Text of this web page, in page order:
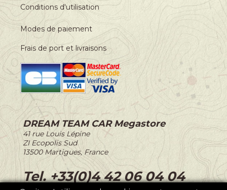
Conditions d'utilisation
Modes de paiement
Frais de port et livraisons
DREAM TEAM CAR Megastore
-41 rue Louis Lépine
-
ZI Ecopolis Sud
-13500 Martigues, France
Tel. +33(0)4 42 06 04 04